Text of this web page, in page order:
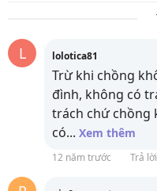
L lolotica81
Trừ khi chồng
đình, không có
trách chứ chồng
có... Xem thêm
12 năm trước Trả lời